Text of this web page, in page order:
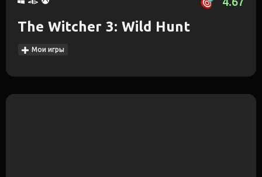
The Witcher 3: Wild Hunt
Мои игры